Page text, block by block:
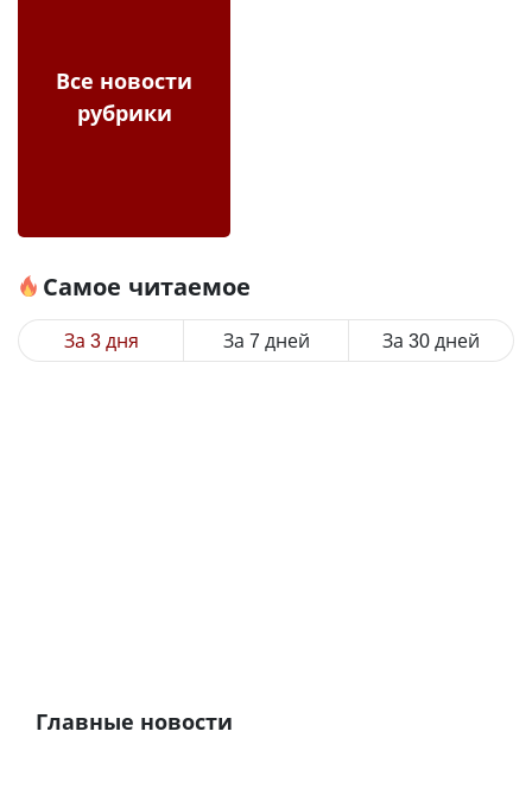
Все новости
рубрики
Самое читаемое
За 3 дня За 7 дней За 30 дней
Главные новости